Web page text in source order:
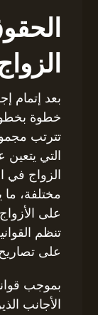
بعد إتمام
تترتب
التي يتعين
الزواج في
مختلفة، ما
على
تنظم
على تصاريح
بموجب
الأجانب